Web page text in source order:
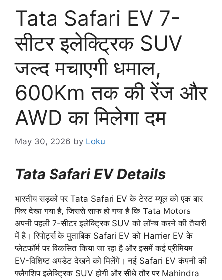
Tata Safari EV 7-
सीटर इलेक्ट्रिक SUV
जल्द मचाएगी धमाल,
600Km तक की रेंज और
AWD का मिलेगा दम
May 30, 2026 by Loku
Tata Safari EV Details
भारतीय सड़कों पर Tata Safari EV के टेस्ट म्यूल को एक बार
फिर देखा गया है, जिससे साफ हो गया है कि Tata Motors
अपनी पहली 7-सीटर इलेक्ट्रिक SUV को लॉन्च करने की तैयारी
में है। रिपोर्ट्स के मुताबिक Safari EV को Harrier EV के
प्लेटफॉर्म पर विकसित किया जा रहा है और इसमें कई प्रीमियम
EV-विशिष्ट अपडेट देखने को मिलेंगे। नई Safari EV कंपनी की
फ्लैगशिप इलेक्ट्रिक SUV होगी और सीधे तौर पर Mahindra